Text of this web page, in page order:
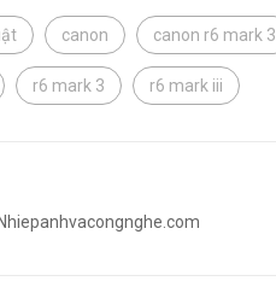
canon canon r6 mark 3
r6 mark 3 r6 mark iii